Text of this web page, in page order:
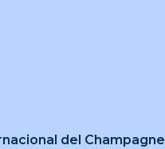
del Champagne